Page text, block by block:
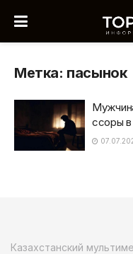
Метка: пасынок
ссоры
Казахстанский